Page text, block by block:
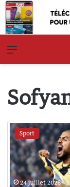
Sport
24 juillet 2026 -